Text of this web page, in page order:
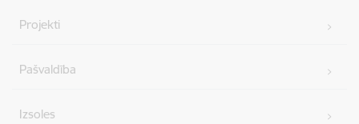
Projekti
Pašvaldība
Izsoles